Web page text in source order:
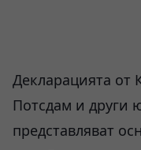
Декларацията от
Потсдам и други
представляват